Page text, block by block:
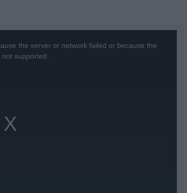
the server or network failed or because the
not supported.